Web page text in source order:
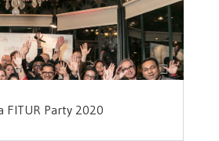
FITUR Party 2020